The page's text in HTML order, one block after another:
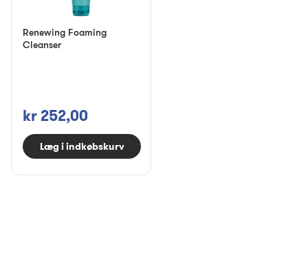
Renewing Foaming
Cleanser
kr 252,00
Læg i indkøbskurv